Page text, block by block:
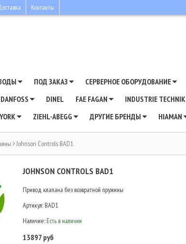
Контакты
ПОД ЗАКАЗ СЕРВЕРНОЕ ОБОРУДОВАНИЕ
DANFOSS DINEL FAE FAGAN INDUSTRIE TECHNIK
YORK ZIEHL-ABEGG ДРУГИЕ БРЕНДЫ HIAMAN
Johnson Controls BAD1
JOHNSON CONTROLS BAD1
Привод клапана без возвратной пружины
Артикул: BAD1
Наличие: Есть в наличии
13897 руб